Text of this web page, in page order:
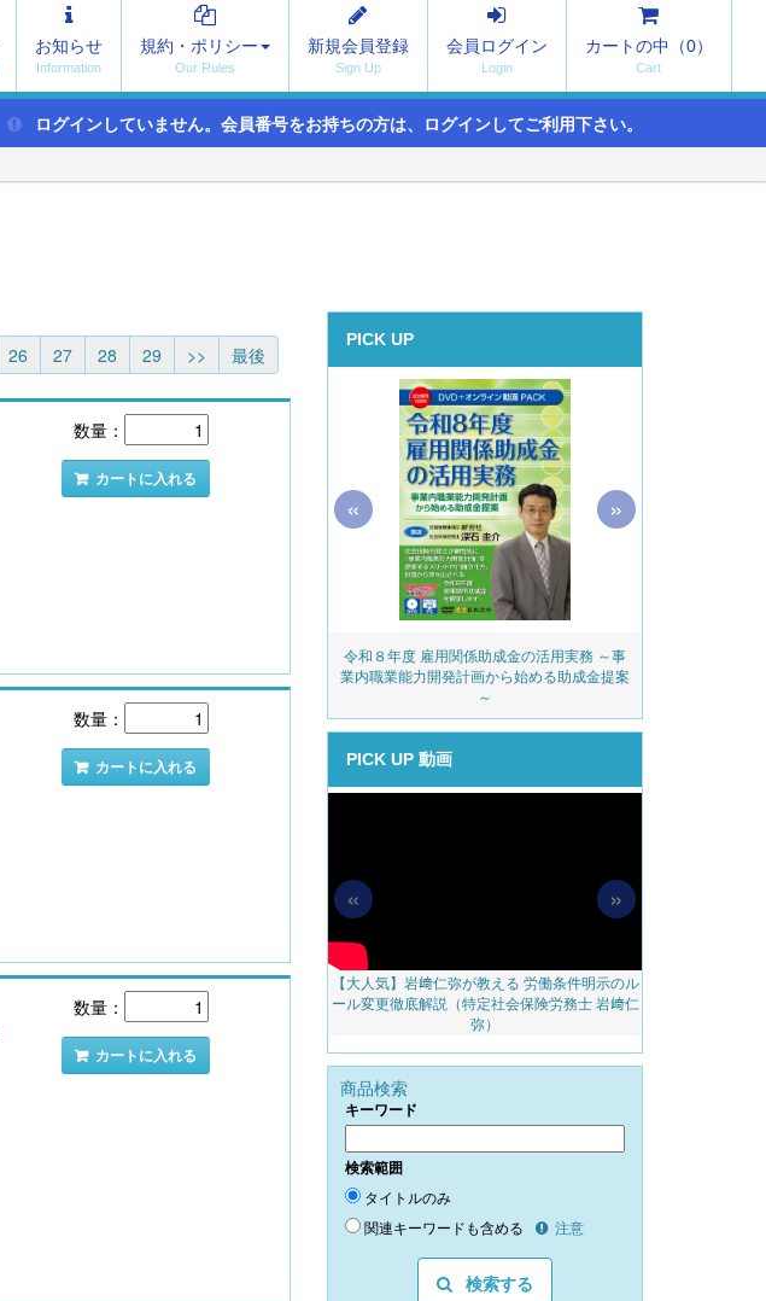
お知らせ 規約・ポリシー 新規会員登録 会員ログイン カートの中（0）
ログインしていません。会員番号をお持ちの方は、ログインしてご利用下さい。
26 27 28 29 >> 最後
数量：
カートに入れる
数量：
カートに入れる
数量：
カートに入れる
PICK UP
ンプライアンス・チェック
令和８年度 雇用関係助成金の活用実務 ～事
業内職業能力開発計画から始める助成金提案
～
« »
PICK UP 動画
【採用ゼミ】士業のための顧問料アップをかな
える採用支援コンサル講座のご案内
【大人気】岩﨑仁弥が教える 労働条件明示のル
ール変更徹底解説（特定社会保険労務士 岩﨑仁
弥）
« »
商品検索
キーワード
検索範囲
タイトルのみ
関連キーワードも含める
注意
検索する